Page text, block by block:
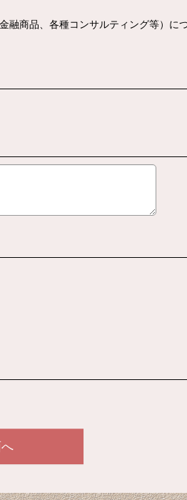
商品、各種コンサルティング等）に